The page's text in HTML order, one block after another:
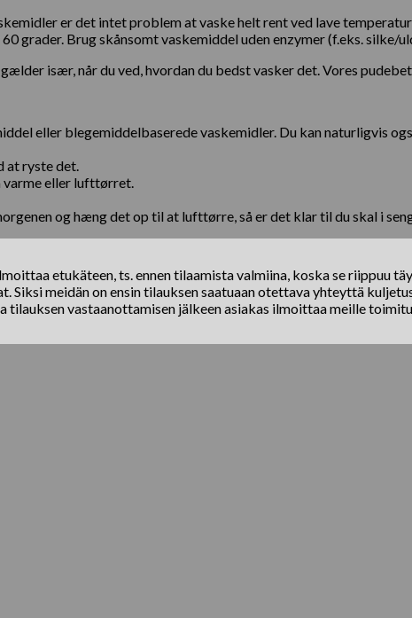
er det intet problem at vaske helt rent ved lave
grader. Brug skånsomt vaskemiddel uden enzymer (f.eks. silke/
især, når du ved, hvordan du bedst vasker det. Vores
eller blegemiddelbaserede vaskemidler. Du kan naturligvis
at ryste det.
varme eller lufttørret.
og hæng det op til at lufttørre, så er det klar til du skal i
etukäteen, ts. ennen tilaamista valmiina, koska se riippuu
meidän on ensin tilauksen saatuaan otettava yhteyttä
vastaanottamisen jälkeen asiakas ilmoittaa meille